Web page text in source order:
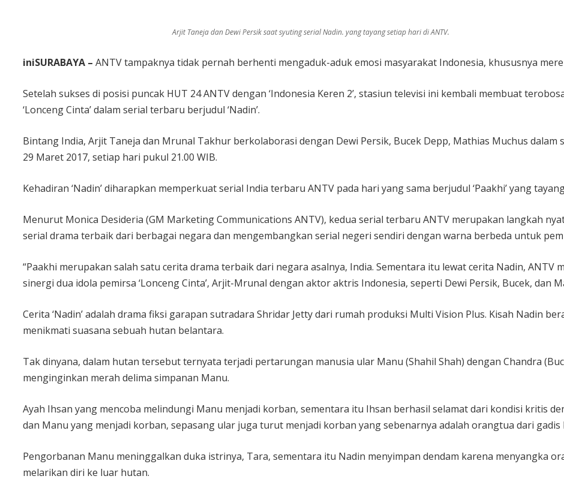
Arjit Taneja dan Dewi Persik saat syuting serial Nadin. yang tayang setiap hari di ANTV.
iniSURABAYA – ANTV tampaknya tidak pernah berhenti mengaduk-aduk emosi masyarakat Indonesia, khususnya
Setelah sukses di posisi puncak HUT 24 ANTV dengan ‘Indonesia Keren 2’, stasiun televisi ini kembali membuat
‘Lonceng Cinta’ dalam serial terbaru berjudul ‘Nadin’.
Bintang India, Arjit Taneja dan Mrunal Takhur berkolaborasi dengan Dewi Persik, Bucek Depp, Mathias Muchus dalam
29 Maret 2017, setiap hari pukul 21.00 WIB.
Kehadiran ‘Nadin’ diharapkan memperkuat serial India terbaru ANTV pada hari yang sama berjudul ‘Paakhi’ yang
Menurut Monica Desideria (GM Marketing Communications ANTV), kedua serial terbaru ANTV merupakan langkah
serial drama terbaik dari berbagai negara dan mengembangkan serial negeri sendiri dengan warna berbeda untuk
“Paakhi merupakan salah satu cerita drama terbaik dari negara asalnya, India. Sementara itu lewat cerita Nadin, ANTV
sinergi dua idola pemirsa ‘Lonceng Cinta’, Arjit-Mrunal dengan aktor aktris Indonesia, seperti Dewi Persik, Bucek, dan
Cerita ‘Nadin’ adalah drama fiksi garapan sutradara Shridar Jetty dari rumah produksi Multi Vision Plus. Kisah Nadin
menikmati suasana sebuah hutan belantara.
Tak dinyana, dalam hutan tersebut ternyata terjadi pertarungan manusia ular Manu (Shahil Shah) dengan Chandra
menginginkan merah delima simpanan Manu.
Ayah Ihsan yang mencoba melindungi Manu menjadi korban, sementara itu Ihsan berhasil selamat dari kondisi kritis
dan Manu yang menjadi korban, sepasang ular juga turut menjadi korban yang sebenarnya adalah orangtua dari gadis
Pengorbanan Manu meninggalkan duka istrinya, Tara, sementara itu Nadin menyimpan dendam karena menyangka
melarikan diri ke luar hutan.